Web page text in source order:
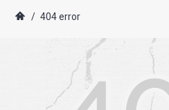
/ 404 error